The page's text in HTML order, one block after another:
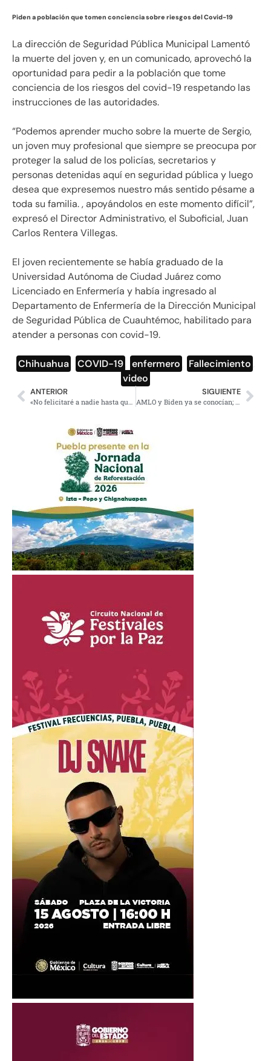
Piden a población que tomen conciencia sobre riesgos del Covid-19
La dirección de Seguridad Pública Municipal Lamentó
la muerte del joven y, en un comunicado, aprovechó la
oportunidad para pedir a la población que tome
conciencia de los riesgos del covid-19 respetando las
instrucciones de las autoridades.
“Podemos aprender mucho sobre la muerte de Sergio,
un joven muy profesional que siempre se preocupa por
proteger la salud de los policías, secretarios y
personas detenidas aquí en seguridad pública y luego
desea que expresemos nuestro más sentido pésame a
toda su familia. , apoyándolos en este momento difícil”,
expresó el Director Administrativo, el Suboficial, Juan
Carlos Rentera Villegas.
El joven recientemente se había graduado de la
Universidad Autónoma de Ciudad Juárez como
Licenciado en Enfermería y había ingresado al
Departamento de Enfermería de la Dirección Municipal
de Seguridad Pública de Cuauhtémoc, habilitado para
atender a personas con covid-19.
Chihuahua COVID-19 enfermero Fallecimiento
video
ANTERIOR SIGUIENTE